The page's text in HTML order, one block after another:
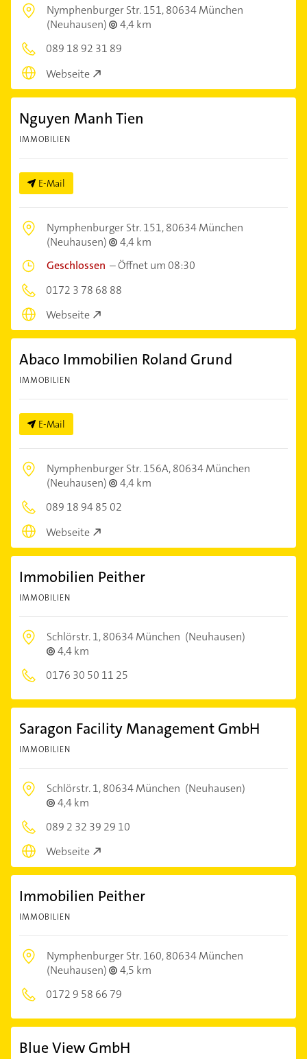
Nymphenburger Str. 151,80634 München
(Neuhausen)
4,4 km
089 18 92 31 89
Webseite
Nguyen Manh Tien
IMMOBILIEN
E-Mail
Nymphenburger Str. 151,80634 München
(Neuhausen)
4,4 km
Geschlossen –Öffnet um 08:30
0172 3 78 68 88
Webseite
Abaco Immobilien Roland Grund
IMMOBILIEN
E-Mail
Nymphenburger Str. 156A,80634 München
(Neuhausen)
4,4 km
089 18 94 85 02
Webseite
Immobilien Peither
IMMOBILIEN
Schlörstr. 1,80634 München (Neuhausen)
4,4 km
0176 30 50 11 25
Saragon Facility Management GmbH
IMMOBILIEN
Schlörstr. 1,80634 München (Neuhausen)
4,4 km
089 2 32 39 29 10
Webseite
Immobilien Peither
IMMOBILIEN
Nymphenburger Str. 160,80634 München
(Neuhausen)
4,5 km
0172 9 58 66 79
Blue View GmbH